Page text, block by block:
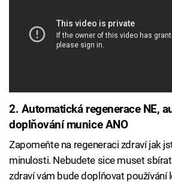
2. Automatická regenerace NE,
doplňování munice ANO
Zapomeňte na regeneraci zdraví jak
minulosti. Nebudete sice muset
zdraví vám bude doplňovat používání